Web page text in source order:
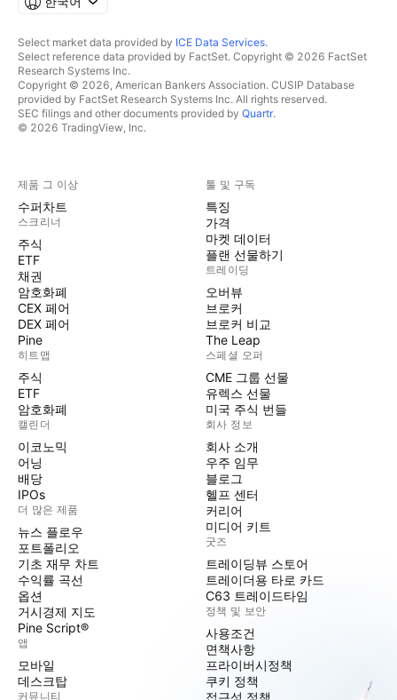
Select market data provided by ICE Data Services.
Select reference data provided by FactSet. Copyright © 2026 FactSet
Research Systems Inc.
Copyright © 2026, American Bankers Association. CUSIP Database
provided by FactSet Research Systems Inc. All rights reserved.
SEC filings and other documents provided by Quartr.
© 2026 TradingView, Inc.
제품 그 이상
수퍼차트
스크리너
주식
ETF
채권
암호화폐
CEX 페어
DEX 페어
Pine
히트맵
주식
ETF
암호화폐
캘린더
이코노믹
어닝
배당
IPOs
더 많은 제품
뉴스 플로우
포트폴리오
기초 재무 차트
수익률 곡선
옵션
거시경제 지도
Pine Script®
앱
모바일
데스크탑
커뮤니티
툴 및 구독
특징
가격
마켓 데이터
플랜 선물하기
트레이딩
오버뷰
브로커
브로커 비교
The Leap
스페셜 오퍼
CME 그룹 선물
유렉스 선물
미국 주식 번들
회사 정보
회사 소개
우주 임무
블로그
헬프 센터
커리어
미디어 키트
굿즈
트레이딩뷰 스토어
트레이더용 타로 카드
C63 트레이드타임
정책 및 보안
사용조건
면책사항
프라이버시정책
쿠키 정책
접근성 정책